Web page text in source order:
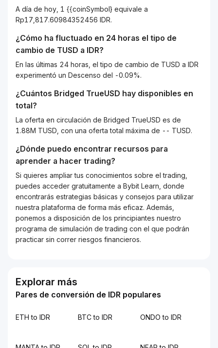
A día de hoy, 1 {{coinSymbol} equivale a
Rp17,817.60984352456 IDR.
¿Cómo ha fluctuado en 24 horas el tipo de
cambio de TUSD a IDR?
En las últimas 24 horas, el tipo de cambio de TUSD a IDR
experimentó un Descenso del -0.09%.
¿Cuántos Bridged TrueUSD hay disponibles en
total?
La oferta en circulación de Bridged TrueUSD es de
1.88M TUSD, con una oferta total máxima de -- TUSD.
¿Dónde puedo encontrar recursos para
aprender a hacer trading?
Si quieres ampliar tus conocimientos sobre el trading,
puedes acceder gratuitamente a Bybit Learn, donde
encontrarás estrategias básicas y consejos para utilizar
nuestra plataforma de forma más eficaz. Además,
ponemos a disposición de los principiantes nuestro
programa de simulación de trading con el que podrán
practicar sin correr riesgos financieros.
Explorar más
Pares de conversión de IDR populares
ETH to IDR BTC to IDR ONDO to IDR